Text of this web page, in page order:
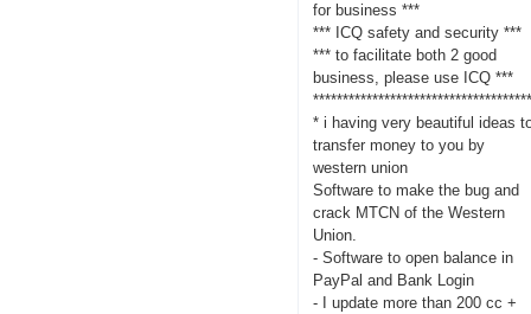
for business ***
*** ICQ safety and security ***
*** to facilitate both 2 good
business, please use ICQ ***
* i having very beautiful ideas
transfer money to you by
western union
Software to make the bug and
crack MTCN of the Western
Union.
- Software to open balance in
PayPal and Bank Login
- I update more than 200 cc +